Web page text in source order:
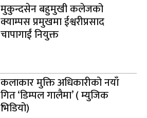
मुकुन्दसेन बहुमुखी कलेजको
क्याम्पस प्रमुखमा ईश्वरीप्रसाद
चापागाईं नियुक्त
कलाकार मुक्ति अधिकारीको नयाँ
गित ‘डिम्पल गालैमा’ ( म्युजिक
भिडियो)